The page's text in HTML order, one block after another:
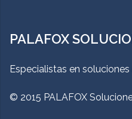
PALAFOX
Especialistas en soluciones
© 2015 PALAFOX